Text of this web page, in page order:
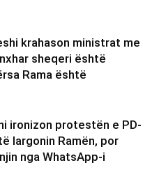
krahason ministrat me
sheqeri është
Rama është
ironizon protestën e PD-
largonin Ramën, por
nga WhatsApp-i